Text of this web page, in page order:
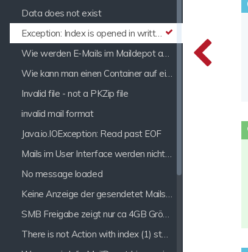
Data does not exist
Exception: Index is opened in written mode or wasn't successfully closed.
Wie werden E-Mails im Maildepot abgelegt, komprimiert und verschlüsselt?
Wie kann man einen Container auf ein anderes Share verschieben?
Invalid file - not a PKZip file
invalid mail format
Java.io.IOException: Read past EOF
Mails im User Interface werden nicht angezeigt
No message loaded
Keine Anzeige der gesendetet Mails im Archiv bei POP3 Postfächern
SMB Freigabe zeigt nur ca 4GB Größe
There is not Action with index (1) stored